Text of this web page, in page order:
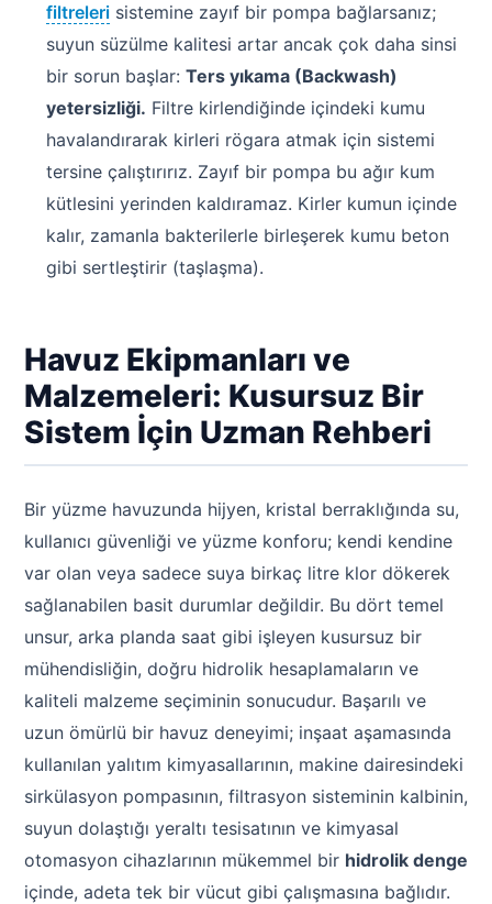
filtreleri sistemine zayıf bir pompa bağlarsanız;
suyun süzülme kalitesi artar ancak çok daha sinsi
bir sorun başlar: Ters yıkama (Backwash)
yetersizliği. Filtre kirlendiğinde içindeki kumu
havalandırarak kirleri rögara atmak için sistemi
tersine çalıştırırız. Zayıf bir pompa bu ağır kum
kütlesini yerinden kaldıramaz. Kirler kumun içinde
kalır, zamanla bakterilerle birleşerek kumu beton
gibi sertleştirir (taşlaşma).
Havuz Ekipmanları ve
Malzemeleri: Kusursuz Bir
Sistem İçin Uzman Rehberi
Bir yüzme havuzunda hijyen, kristal berraklığında su,
kullanıcı güvenliği ve yüzme konforu; kendi kendine
var olan veya sadece suya birkaç litre klor dökerek
sağlanabilen basit durumlar değildir. Bu dört temel
unsur, arka planda saat gibi işleyen kusursuz bir
mühendisliğin, doğru hidrolik hesaplamaların ve
kaliteli malzeme seçiminin sonucudur. Başarılı ve
uzun ömürlü bir havuz deneyimi; inşaat aşamasında
kullanılan yalıtım kimyasallarının, makine dairesindeki
sirkülasyon pompasının, filtrasyon sisteminin kalbinin,
suyun dolaştığı yeraltı tesisatının ve kimyasal
otomasyon cihazlarının mükemmel bir hidrolik denge
içinde, adeta tek bir vücut gibi çalışmasına bağlıdır.